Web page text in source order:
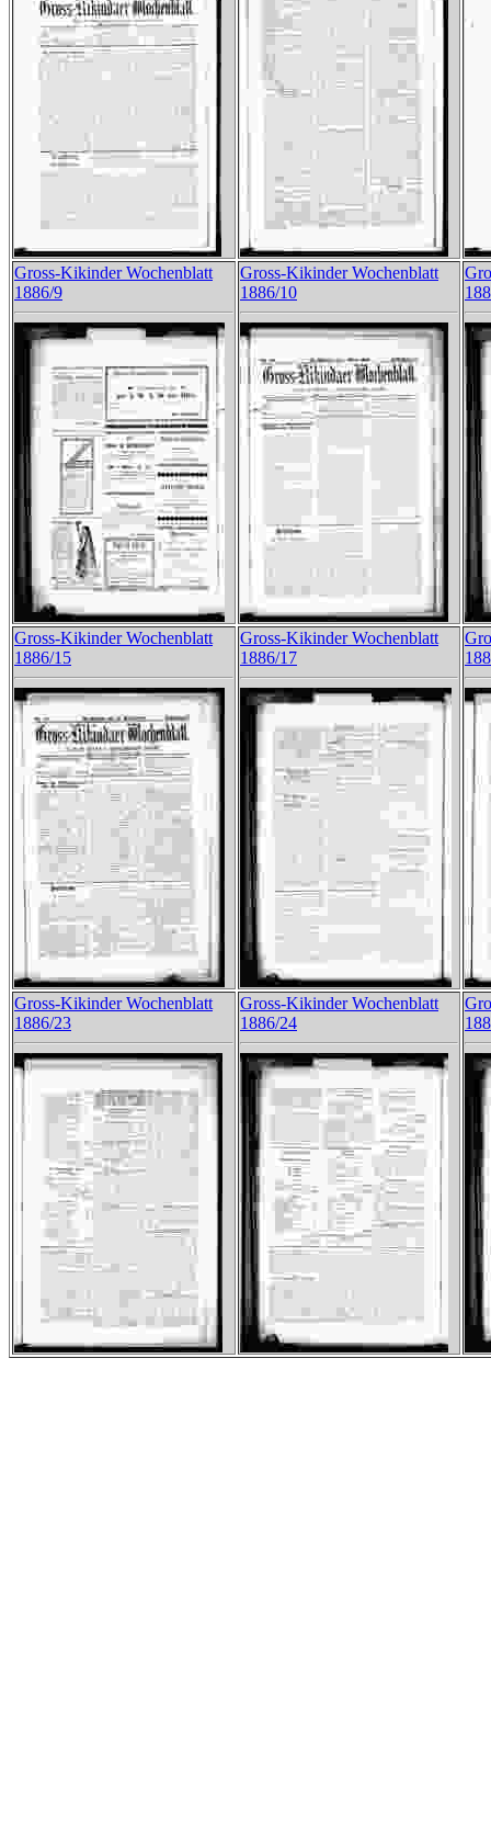
Gross-Kikinder Wochenblatt
1886/9
Gross-Kikinder Wochenblatt
1886/10
Gross-Kikinder Wochenblatt
1886/15
Gross-Kikinder Wochenblatt
1886/17
Gross-Kikinder Wochenblatt
1886/23
Gross-Kikinder Wochenblatt
1886/24